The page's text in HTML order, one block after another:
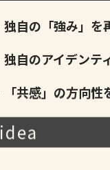
独自の「強み」を
独自のアイデンテ
「共感」の方向性
idea